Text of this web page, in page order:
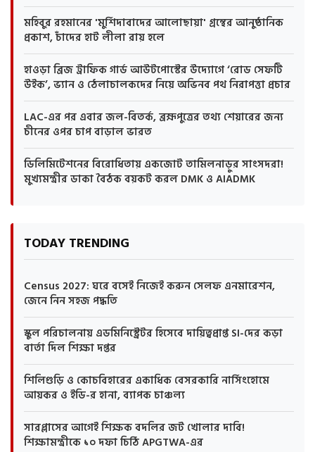
মহিবুর রহমানের 'মুর্শিদাবাদের আলোছায়া' গ্রন্থের আনুষ্ঠানিক
প্রকাশ, চাঁদের হাট লীলা রায় হলে
হাওড়া ব্রিজ ট্রাফিক গার্ড আউটপোস্টের উদ্যোগে ‘রোড সেফটি
উইক’, ভ্যান ও ঠেলাচালকদের নিয়ে অভিনব পথ নিরাপত্তা প্রচার
LAC-এর পর এবার জল-বিতর্ক, ব্রহ্মপুত্রের তথ্য শেয়ারের জন্য
চীনের ওপর চাপ বাড়াল ভারত
ডিলিমিটেশনের বিরোধিতায় একজোট তামিলনাড়ুর সাংসদরা!
মুখ্যমন্ত্রীর ডাকা বৈঠক বয়কট করল DMK ও AIADMK
TODAY TRENDING
Census 2027: ঘরে বসেই নিজেই করুন সেলফ এনমারেশন,
জেনে নিন সহজ পদ্ধতি
স্কুল পরিচালনায় এডমিনিস্ট্রেটর হিসেবে দায়িত্বপ্রাপ্ত SI-দের কড়া
বার্তা দিল শিক্ষা দপ্তর
শিলিগুড়ি ও কোচবিহারের একাধিক বেসরকারি নার্সিংহোমে
আয়কর ও ইডি-র হানা, ব্যাপক চাঞ্চল্য
সারপ্লাসের আগেই শিক্ষক বদলির জট খোলার দাবি!
শিক্ষামন্ত্রীকে ১০ দফা চিঠি APGTWA-এর